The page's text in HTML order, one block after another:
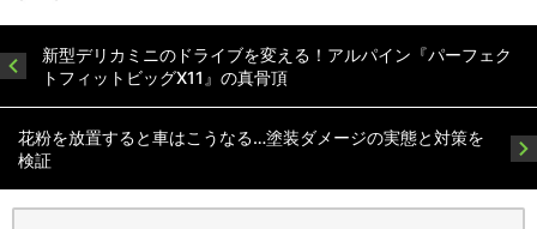
新型デリカミニのドライブを変える！アルパイン『パーフェク
トフィットビッグX11』の真骨頂
花粉を放置すると車はこうなる…塗装ダメージの実態と対策を
検証